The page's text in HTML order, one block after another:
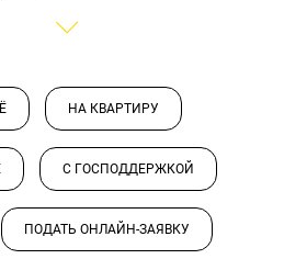
НА КВАРТИРУ
С ГОСПОДДЕРЖКОЙ
ПОДАТЬ ОНЛАЙН-ЗАЯВКУ